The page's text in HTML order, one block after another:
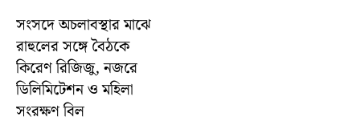
সংসদে অচলাবস্থার মাঝে
রাহুলের সঙ্গে বৈঠকে
কিরেণ রিজিজু, নজরে
ডিলিমিটেশন ও মহিলা
সংরক্ষণ বিল